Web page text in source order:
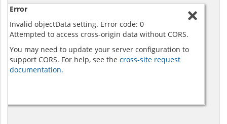
Error
Invalid objectData setting. Error code: 0
Attempted to access cross-origin data without CORS.
You may need to update your server configuration to
support CORS. For help, see the cross-site request
documentation.